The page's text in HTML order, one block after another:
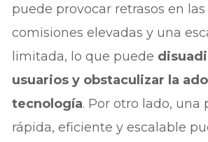
puede provocar retrasos en
comisiones elevadas y una
limitada, lo que puede
usuarios y obstaculizar la
tecnología. Por otro lado, una
rápida, eficiente y escalable